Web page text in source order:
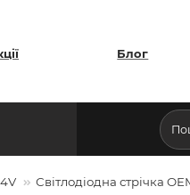
Блог
Світлодіодна стрічка